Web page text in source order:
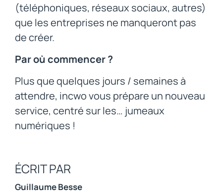
(téléphoniques, réseaux sociaux, autres)
que les entreprises ne manqueront pas
de créer.
Par où commencer ?
Plus que quelques jours / semaines à
attendre, incwo vous prépare un nouveau
service, centré sur les… jumeaux
numériques !
ÉCRIT PAR
Guillaume Besse